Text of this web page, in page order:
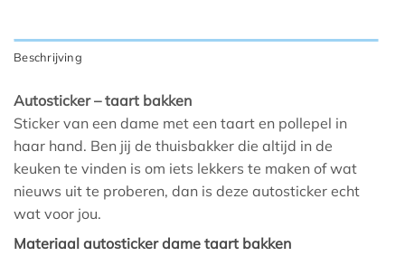
Beschrijving
Autosticker – taart bakken
Sticker van een dame met een taart en pollepel in
haar hand. Ben jij de thuisbakker die altijd in de
keuken te vinden is om iets lekkers te maken of wat
nieuws uit te proberen, dan is deze autosticker echt
wat voor jou.
Materiaal autosticker dame taart bakken